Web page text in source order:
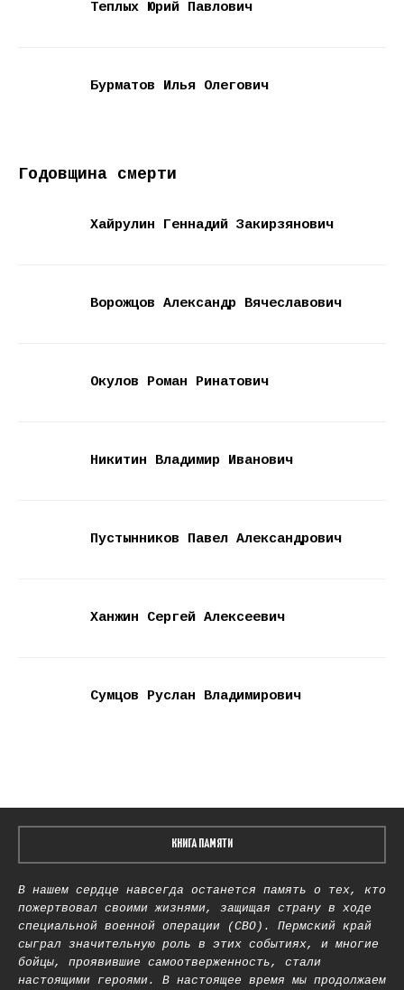
Теплых Юрий Павлович
Бурматов Илья Олегович
Годовщина смерти
Хайрулин Геннадий Закирзянович
Ворожцов Александр Вячеславович
Окулов Роман Ринатович
Никитин Владимир Иванович
Пустынников Павел Александрович
Ханжин Сергей Алексеевич
Сумцов Руслан Владимирович
КНИГА ПАМЯТИ
В нашем сердце навсегда останется память о тех, кто
пожертвовал своими жизнями, защищая страну в ходе
специальной военной операции (СВО). Пермский край
сыграл значительную роль в этих событиях, и многие
бойцы, проявившие самоотверженность, стали
настоящими героями. В настоящее время мы продолжаем